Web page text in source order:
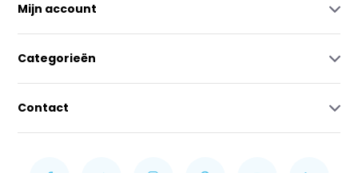
Mijn account
Categorieën
Contact